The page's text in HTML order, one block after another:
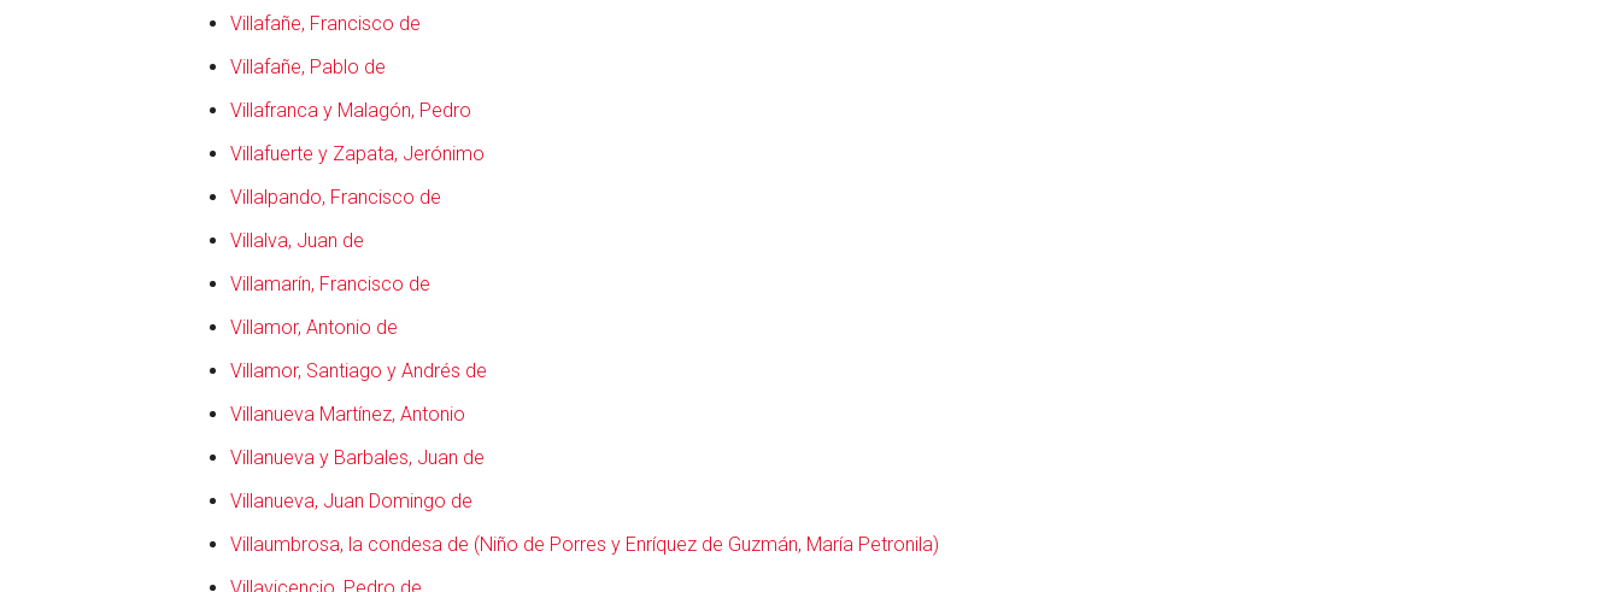
Villafañe, Francisco de
Villafañe, Pablo de
Villafranca y Malagón, Pedro
Villafuerte y Zapata, Jerónimo
Villalpando, Francisco de
Villalva, Juan de
Villamarín, Francisco de
Villamor, Antonio de
Villamor, Santiago y Andrés de
Villanueva Martínez, Antonio
Villanueva y Barbales, Juan de
Villanueva, Juan Domingo de
Villaumbrosa, la condesa de (Niño de Porres y Enríquez de Guzmán, María Petronila)